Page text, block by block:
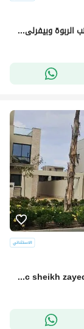
إستلام فورى فيلا متشطبة بفيو جميل فى أليجريا بجانب الربوة وبيفرلى Allegria Sodic
فيلا للبيع في الشيخ زايد استلام فوري من سوديك - Sodic sheikh zayed